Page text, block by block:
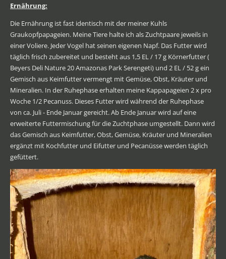
Ernährung:
Die Ernährung ist fast identisch mit der meiner Kuhls
Graukopfpapageien. Meine Tiere halte ich als Zuchtpaare jeweils in
einer Voliere. Jeder Vogel hat seinen eigenen Napf. Das Futter wird
täglich frisch zubereitet und besteht aus 1,5 EL / 17 g Körnerfutter (
Beyers Deli Nature 20 Amazonas Park Serengeti) und 2 EL / 52 g ein
Gemisch aus Keimfutter vermengt mit Gemüse, Obst, Kräuter und
Mineralien. In der Ruhephase erhalten meine Kappapageien 2 x pro
Woche 1/2 Pecanuss. Dieses Futter wird während der Ruhephase
von ca. Juli - Ende Januar gereicht. Ab Ende Januar wird auf eine
erweiterte Futtermischung für die Zuchtphase umgestellt. Dann wird
das Gemisch aus Keimfutter, Obst, Gemüse, Kräuter und Mineralien
ergänzt mit Kochfutter und Eifutter und Pecanüsse werden täglich
gefüttert.